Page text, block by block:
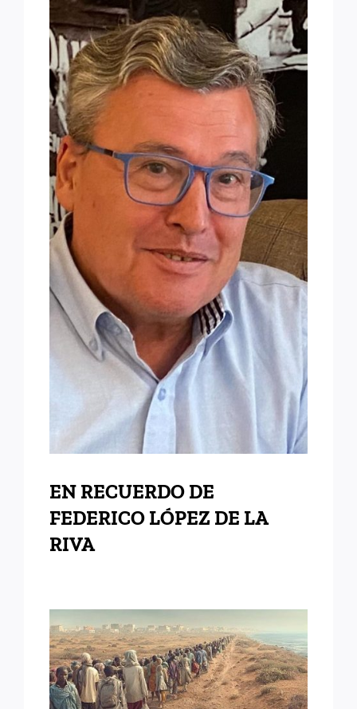
EN RECUERDO DE
FEDERICO LÓPEZ DE LA
RIVA
EN RECUERDO DE
FEDERICO LÓPEZ DE LA
RIVA
EMIGRACIÓN Y SOCIEDAD